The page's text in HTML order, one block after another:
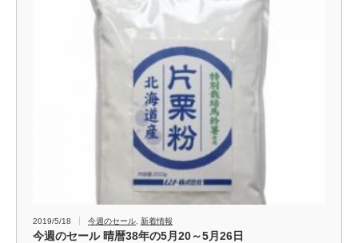
2019/5/18 今週のセール 新着情報
今週のセール 晴暦38年の5月20～5月26日